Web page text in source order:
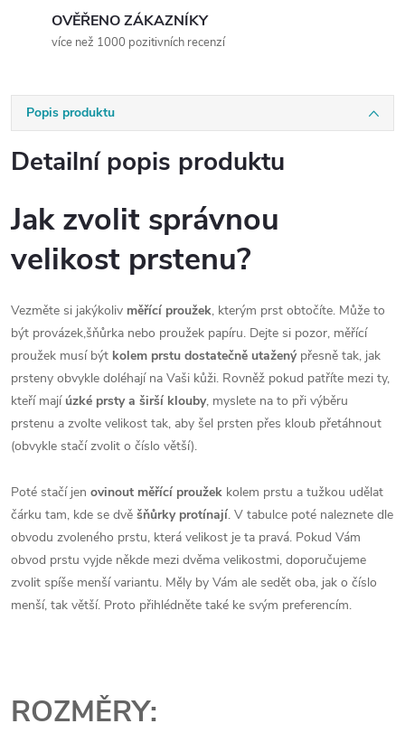
OVĚŘENO ZÁKAZNÍKY
více než 1000 pozitivních recenzí
Popis produktu
Detailní popis produktu
Jak zvolit správnou
velikost prstenu?
Vezměte si jakýkoliv měřící proužek, kterým prst obtočíte. Může to
být provázek,šňůrka nebo proužek papíru. Dejte si pozor, měřící
proužek musí být kolem prstu dostatečně utaženýpřesně tak, jak
prsteny obvykle doléhají na Vaši kůži. Rovněž pokud patříte mezi ty,
kteří mají úzké prsty a širší klouby, myslete na to při výběru
prstenu a zvolte velikost tak, aby šel prsten přes kloub přetáhnout
(obvykle stačí zvolit o číslo větší).
Poté stačí jen ovinout měřící proužek kolem prstu a tužkou udělat
čárku tam, kde se dvě šňůrky protínají. V tabulce poté naleznete dle
obvodu zvoleného prstu, která velikost je ta pravá. Pokud Vám
obvod prstu vyjde někde mezi dvěma velikostmi, doporučujeme
zvolit spíše menší variantu. Měly by Vám ale sedět oba, jak o číslo
menší, tak větší. Proto přihlédněte také ke svým preferencím.
ROZMĚRY: